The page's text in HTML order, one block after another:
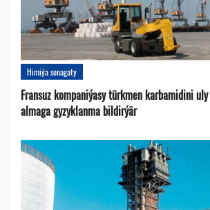
Himiýa senagaty
Fransuz kompaniýasy türkmen karbamidini
almaga gyzyklanma bildirýär